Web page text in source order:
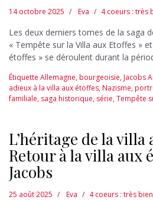
14 octobre 2025 Eva 4 coeurs : très
Les deux derniers tomes de la saga
« Tempête sur la Villa aux Etoffes »
étoffes » se déroulent durant la
Étiquette Allemagne,bourgeoisie,Jacobs
adieux à la villa aux étoffes,Nazisme,
familiale, saga historique, série,Tempête
L’héritage de la villa
Retour à la villa aux
Jacobs
25 août 2025 Eva 4 coeurs : très bien